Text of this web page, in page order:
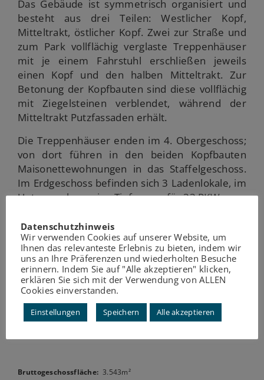
Bruttogeschossfläche: 3.543m²
Das Gebäude ist symmetrisch organisiert und
besteht aus drei Teilen: Westlicher Kopf,
Mitteltrakt, östlicher Kopf. Zwei zur Straße und
zum Park vollflächig verglaste Treppenhäuser
mit je einem Fahrstuhl erschließen jeweils
einen Kopf und den halben Mitteltrakt. Zur
Betonung der Kopfbauten sind diese vollflächig
mit Ziegelsteinen verblendet, während der
Mitteltrakt Putzfassaden erhält.
Die Treppenhäuser enden im 4. Obergeschoss;
von dort führen in den beiden Kopfbauten
Maisonettewohnungen in das Staffelgeschoss.
Im Erdgeschoss befinden sich 3 Ladenlokale, im
Untergeschoss eine Tiefgarage für 33 PKWs.
Datenschutzhinweis
Wir verwenden Cookies auf unserer Website, um
Ihnen das relevanteste Erlebnis zu bieten, indem wir
uns an Ihre Präferenzen und wiederholten Besuche
erinnern. Indem Sie auf "Alle akzeptieren" klicken,
erklären Sie sich mit der Verwendung von ALLEN
Cookies einverstanden.
Einstellungen Speichern Alle akzeptieren